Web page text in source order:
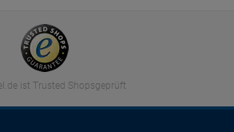
ist Trusted Shopsgeprüft